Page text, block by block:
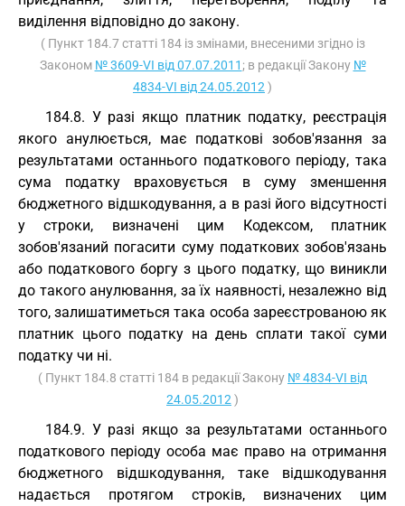
виділення відповідно до закону.
( Пункт 184.7 статті 184 із змінами, внесеними згідно із
Законом № 3609-VI від 07.07.2011 ; в редакції Закону №
4834-VI від 24.05.2012 )
184.8. У разі якщо платник податку, реєстрація
якого анулюється, має податкові зобов'язання за
результатами останнього податкового періоду, така
сума податку враховується в суму зменшення
бюджетного відшкодування, а в разі його відсутності
у строки, визначені цим Кодексом, платник
зобов'язаний погасити суму податкових зобов'язань
або податкового боргу з цього податку, що виникли
до такого анулювання, за їх наявності, незалежно від
того, залишатиметься така особа зареєстрованою як
платник цього податку на день сплати такої суми
податку чи ні.
( Пункт 184.8 статті 184 в редакції Закону № 4834-VI від
24.05.2012 )
184.9. У разі якщо за результатами останнього
податкового періоду особа має право на отримання
бюджетного відшкодування, таке відшкодування
надається протягом строків, визначених цим